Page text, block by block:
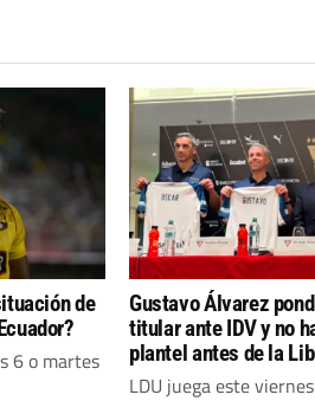
de
6 o martes
Gustavo Álvarez
titular ante IDV y no
plantel antes de la
LDU juega este